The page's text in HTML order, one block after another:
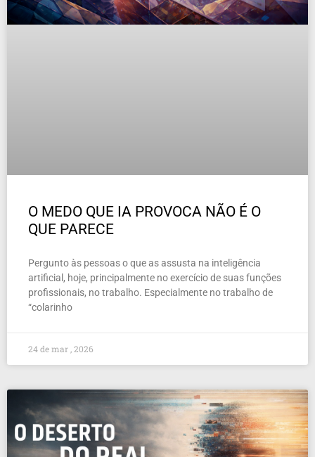
O MEDO QUE IA PROVOCA NÃO É O
QUE PARECE
Pergunto às pessoas o que as assusta na inteligência
artificial, hoje, principalmente no exercício de suas funções
profissionais, no trabalho. Especialmente no trabalho de
“colarinho
24 de mar , 2026